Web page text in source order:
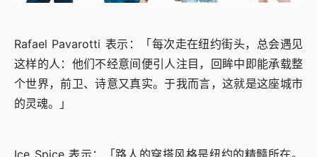
Rafael Pavarotti 表示：「每次走在纽约街头，总会遇见
这样的人：他们不经意间便引人注目，回眸中即能承载整
个世界，前卫、诗意又真实。于我而言，这就是这座城市
的灵魂。」